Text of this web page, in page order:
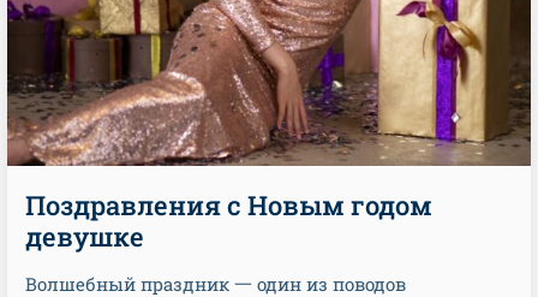
Поздравления с Новым годом
девушке
Волшебный праздник 一 один из поводов